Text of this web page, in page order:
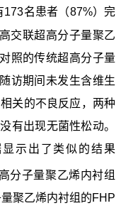
173名患者（87%）完
交联超高分子量聚乙
照的传统超高分子量
访期间未发生含维生
关的不良反应，两种
有出现无菌性松动。
显示出了类似的结果
分子量聚乙烯内衬组
聚乙烯内衬组的FHP